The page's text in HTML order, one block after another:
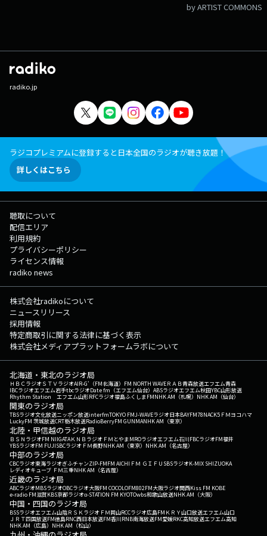
by ARTIST COMMONS
radiko.jp
ラジコプレミアムに登録すると日本全国のラジオが聴き放題！
詳しくはこちら
聴取について
配信エリア
利用規約
プライバシーポリシー
ライセンス情報
radiko news
株式会社radikoについて
ニュースリリース
採用情報
特定商取引に関する法律に基づく表示
株式会社メディアプラットフォームラボについて
北海道・東北のラジオ局
ＨＢＣラジオＳＴＶラジオAIR-G'（FM北海道） FM NORTH WAVEＲＡＢ青森放送エフエム青森
IBCラジオエフエム岩手tbcラジオDate fm（エフエム仙台） ABSラジオエフエム秋田YBC山形放送
Rhythm Station エフエム山形RFCラジオ福島ふくしまFMNHK AM（札幌） NHK AM（仙台）
関東のラジオ局
TBSラジオ文化放送ニッポン放送interfmTOKYO FMJ-WAVEラジオ日本BAYFM78NACK5 ＦＭヨコハマ
LuckyFM 茨城放送CRT栃木放送RadioBerryFM GUNMANHK AM（東京）
北陸・甲信越のラジオ局
ＢＳＮラジオFM NIIGATAＫＮＢラジオ ＦＭとやまMROラジオエフエム石川FBCラジオFM福井
YBSラジオFM FUJISBCラジオ ＦＭ長野NHK AM（東京） NHK AM（名古屋）
中部のラジオ局
CBCラジオ東海ラジオぎふチャンZIP-FMFM AICHI ＦＭ ＧＩＦＵ SBSラジオK-MIX SHIZUOKA
レディオキューブ ＦＭ三重NHK AM（名古屋）
近畿のラジオ局
ABCラジオMBSラジオOBCラジオ大阪FM COCOLOFM802FM大阪ラジオ関西Kiss FM KOBE
e-radio FM滋賀KBS京都ラジオα-STATION FM KYOTOwbs和歌山放送NHK AM（大阪）
中国・四国のラジオ局
BSSラジオエフエム山陰ＲＳＫラジオ ＦＭ岡山RCCラジオ広島FM ＫＲＹ山口放送エフエム山口
ＪＲＴ四国放送FM徳島RNC西日本放送FM香川RNB南海放送FM愛媛RKC高知放送エフエム高知
NHK AM（広島） NHK AM（松山）